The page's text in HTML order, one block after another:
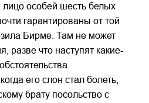
лицо особей шесть белых
гарантированы от той
Бирме. Там не может
разве что наступят какие-
его слон стал болеть,
брату посольство с